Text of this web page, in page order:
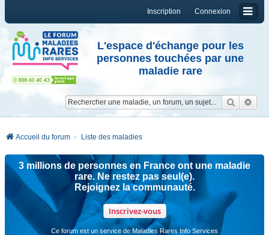
Connexion
Inscription
L'espace d'échange pour les
personnes touchées par une
maladie rare
Accueil du forum Liste des maladies
3 millions de personnes en France ont une maladie
rare. Ne restez pas seul(e).
Rejoignez la communauté.
Inscrivez-vous
Ce forum est un service de Maladies Rares Info Services